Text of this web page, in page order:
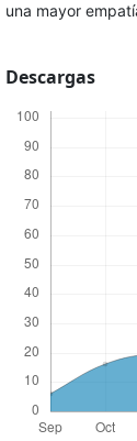
una mayor
Descargas